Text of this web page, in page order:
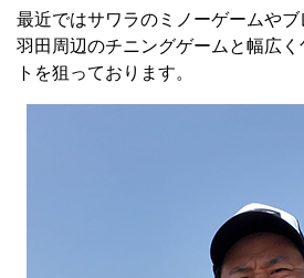
最近ではサワラのミノーゲームや
羽田周辺のチニングゲームと幅広
トを狙っております。